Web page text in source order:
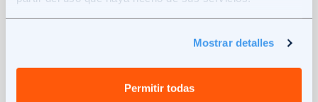
Mostrar detalles
Permitir todas
también con rapidez, por lo que su inercia
térmica es baja.